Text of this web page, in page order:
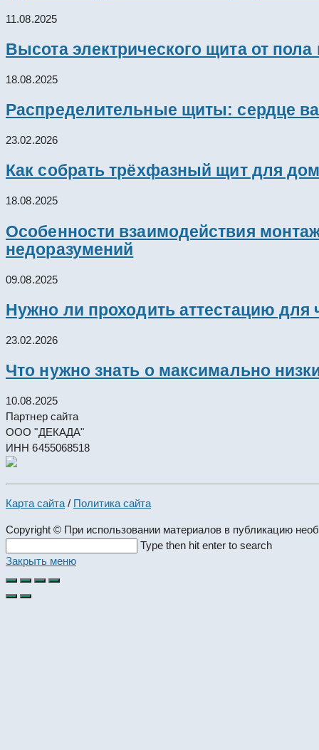
11.08.2025
Высота электрического щита от
18.08.2025
Распределительные щиты: сердце
23.02.2026
Как собрать трёхфазный щит для
18.08.2025
Особенности взаимодействия
недоразумений
09.08.2025
Нужно ли проходить аттестацию для
23.02.2026
Что нужно знать о максимально
10.08.2025
Партнер сайта
ООО "ДЕКАДА"
ИНН 6455068518
Карта сайта/ Политика сайта
Copyright © При использовании материалов в публикацию
this
website
Type then hit enter to search
Закрыть меню